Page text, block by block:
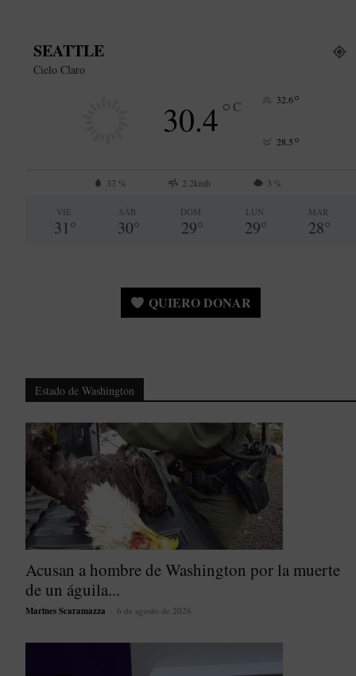
SEATTLE
Cielo Claro
30.4°C 32.6°
28.5°
37 % 2.2kmh 3 %
VIE
31°
SÁB
30°
DOM
29°
LUN
29°
MAR
28°
QUIERO DONAR
Estado de Washington
Acusan a hombre de Washington por la muerte
de un águila...
Marines Scaramazza 6 de agosto de 2026